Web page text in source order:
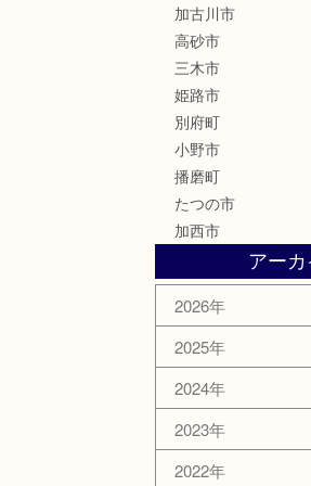
加古川市
高砂市
三木市
姫路市
別府町
小野市
播磨町
たつの市
加西市
アー
2026年
2025年
2024年
2023年
2022年